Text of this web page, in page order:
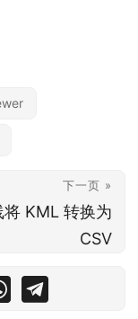
下一页 »
将 KML 转换为
CSV